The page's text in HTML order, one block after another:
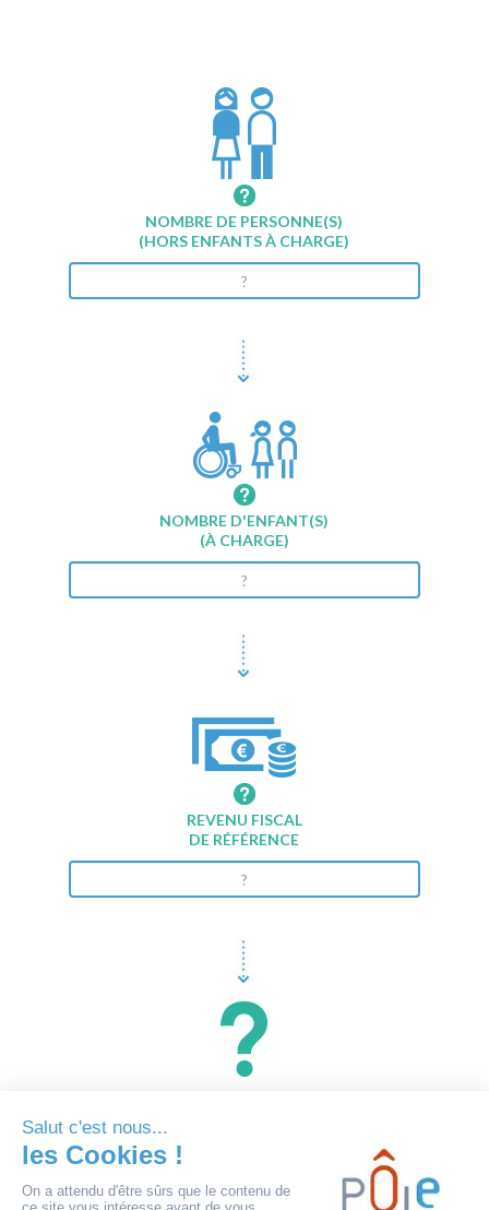
NOMBRE DE PERSONNE(S)
(HORS ENFANTS À CHARGE)
NOMBRE D'ENFANT(S)
(À CHARGE)
REVENU FISCAL
DE RÉFÉRENCE